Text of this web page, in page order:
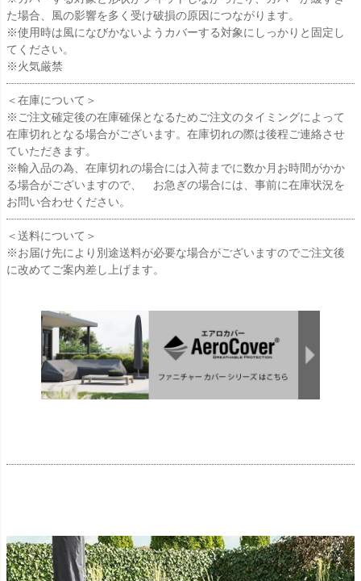
た場合、風の影響を多く受け破損の原因につながります。
※使用時は風になびかないようカバーする対象にしっかりと固定し
てください。
※火気厳禁
＜在庫について＞
※ご注文確定後の在庫確保となるためご注文のタイミングによって
在庫切れとなる場合がございます。在庫切れの際は後程ご連絡させ
ていただきます。
※輸入品の為、在庫切れの場合には入荷までに数か月お時間がかか
る場合がございますので、 お急ぎの場合には、事前に在庫状況を
お問い合わせください。
＜送料について＞
※お届け先により別途送料が必要な場合がございますのでご注文後
に改めてご案内差し上げます。